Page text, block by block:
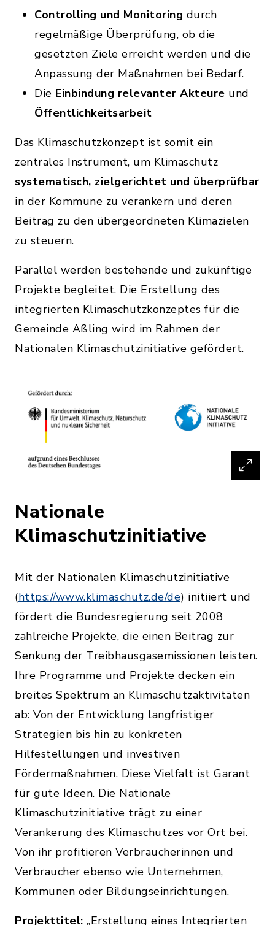
Controlling und Monitoring durch
regelmäßige Überprüfung, ob die
gesetzten Ziele erreicht werden und die
Anpassung der Maßnahmen bei Bedarf.
Die Einbindung relevanter Akteure und
Öffentlichkeitsarbeit
Das Klimaschutzkonzept ist somit ein
zentrales Instrument, um Klimaschutz
systematisch, zielgerichtet und überprüfbar
in der Kommune zu verankern und deren
Beitrag zu den übergeordneten Klimazielen
zu steuern.
Parallel werden bestehende und zukünftige
Projekte begleitet. Die Erstellung des
integrierten Klimaschutzkonzeptes für die
Gemeinde Aßling wird im Rahmen der
Nationalen Klimaschutzinitiative gefördert.
Nationale
Klimaschutzinitiative
Mit der Nationalen Klimaschutzinitiative
(https://www.klimaschutz.de/de) initiiert und
fördert die Bundesregierung seit 2008
zahlreiche Projekte, die einen Beitrag zur
Senkung der Treibhausgasemissionen leisten.
Ihre Programme und Projekte decken ein
breites Spektrum an Klimaschutzaktivitäten
ab: Von der Entwicklung langfristiger
Strategien bis hin zu konkreten
Hilfestellungen und investiven
Fördermaßnahmen. Diese Vielfalt ist Garant
für gute Ideen. Die Nationale
Klimaschutzinitiative trägt zu einer
Verankerung des Klimaschutzes vor Ort bei.
Von ihr profitieren Verbraucherinnen und
Verbraucher ebenso wie Unternehmen,
Kommunen oder Bildungseinrichtungen.
Projekttitel: „Erstellung eines Integrierten